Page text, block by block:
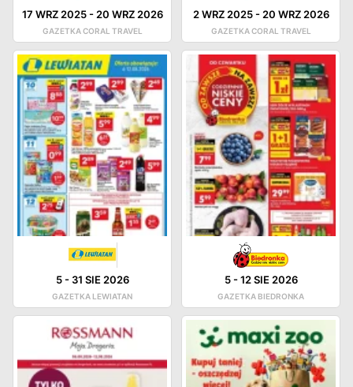
17 WRZ 2025-20 WRZ 2026
GAZETKA CORAL TRAVEL
2 WRZ 2025-20 WRZ 2026
GAZETKA CORAL TRAVEL
5- 31 SIE 2026
GAZETKA LEWIATAN
5-12 SIE 2026
GAZETKA BIEDRONKA